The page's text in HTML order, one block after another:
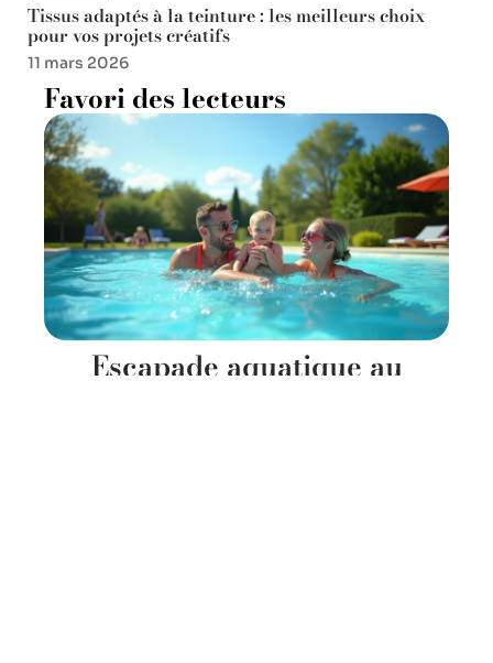
Tissus adaptés à la teinture : les meilleurs choix
pour vos projets créatifs
11 mars 2026
Favori des lecteurs
Escapade aquatique au